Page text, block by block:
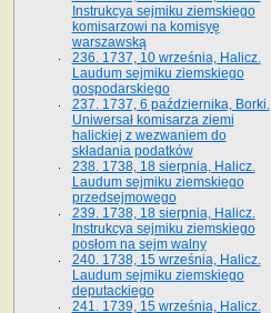
Instrukcya sejmiku ziemskiego
komisarzowi na komisyę
warszawską
236. 1737, 10 września, Halicz.
Laudum sejmiku ziemskiego
gospodarskiego
237. 1737, 6 października, Borki.
Uniwersał komisarza ziemi
halickiej z wezwaniem do
składania podatków
238. 1738, 18 sierpnia, Halicz.
Laudum sejmiku ziemskiego
przedsejmowego
239. 1738, 18 sierpnia, Halicz.
Instrukcya sejmiku ziemskiego
posłom na sejm walny
240. 1738, 15 września, Halicz.
Laudum sejmiku ziemskiego
deputackiego
241. 1739, 15 września, Halicz.